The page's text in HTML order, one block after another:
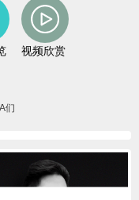
视频欣赏
们